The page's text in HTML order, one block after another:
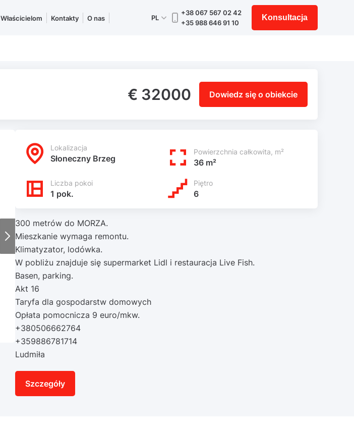
Właścicielom Kontakty O nas PL
+38 067 567 02 42
+35 988 646 91 10
Konsultacja
€ 32000 Dowiedz się o obiekcie
Lokalizacja
Słoneczny Brzeg
Powierzchnia całkowita, m²
36 m²
Liczba pokoi
1 pok.
Piętro
6
300 metrów do MORZA.
Mieszkanie wymaga remontu.
Klimatyzator, lodówka.
W pobliżu znajduje się supermarket Lidl i restauracja Live Fish.
Basen, parking.
Akt 16
Taryfa dla gospodarstw domowych
Opłata pomocnicza 9 euro/mkw.
+380506662764
+359886781714
Ludmiła
Szczegóły